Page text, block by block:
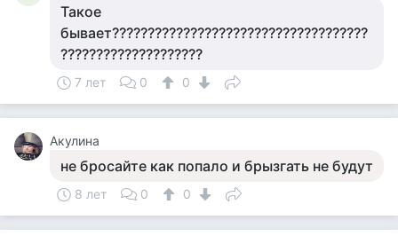
Такое
бывает????????????????????????????????????
????????????????????
7 лет 0 0
Акулина
не бросайте как попало и брызгать не будут
8 лет 0 0